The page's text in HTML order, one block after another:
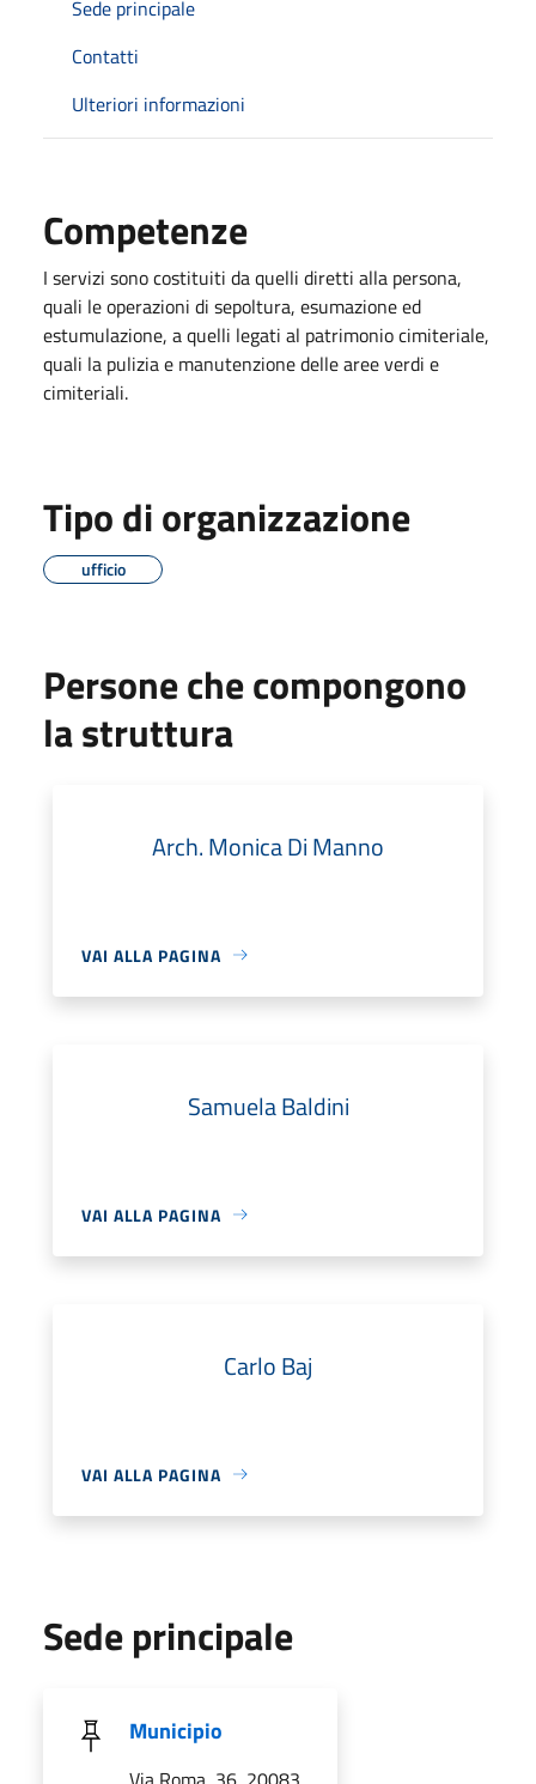
Sede principale
Contatti
Ulteriori informazioni
Competenze
I servizi sono costituiti da quelli diretti alla persona,
quali le operazioni di sepoltura, esumazione ed
estumulazione, a quelli legati al patrimonio cimiteriale,
quali la pulizia e manutenzione delle aree verdi e
cimiteriali.
Tipo di organizzazione
ufficio
Persone che compongono
la struttura
Arch. Monica Di Manno
VAI ALLA PAGINA
Samuela Baldini
VAI ALLA PAGINA
Carlo Baj
VAI ALLA PAGINA
Sede principale
Municipio